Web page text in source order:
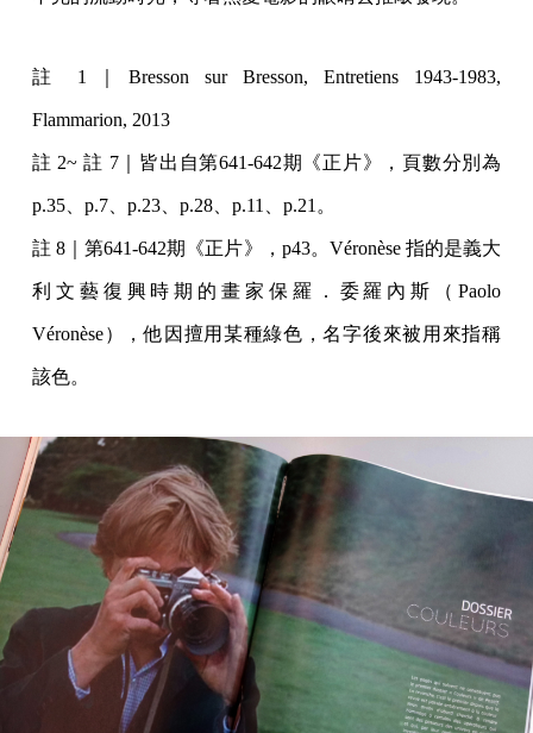
註 1｜Bresson sur Bresson, Entretiens 1943-1983,
Flammarion, 2013
註 2~ 註 7｜皆出自第641-642期《正片》，頁數分別為
p.35、p.7、p.23、p.28、p.11、p.21。
註 8｜第641-642期《正片》，p43。Véronèse 指的是義大
利文藝復興時期的畫家保羅．委羅內斯（Paolo
Véronèse），他因擅用某種綠色，名字後來被用來指稱
該色。